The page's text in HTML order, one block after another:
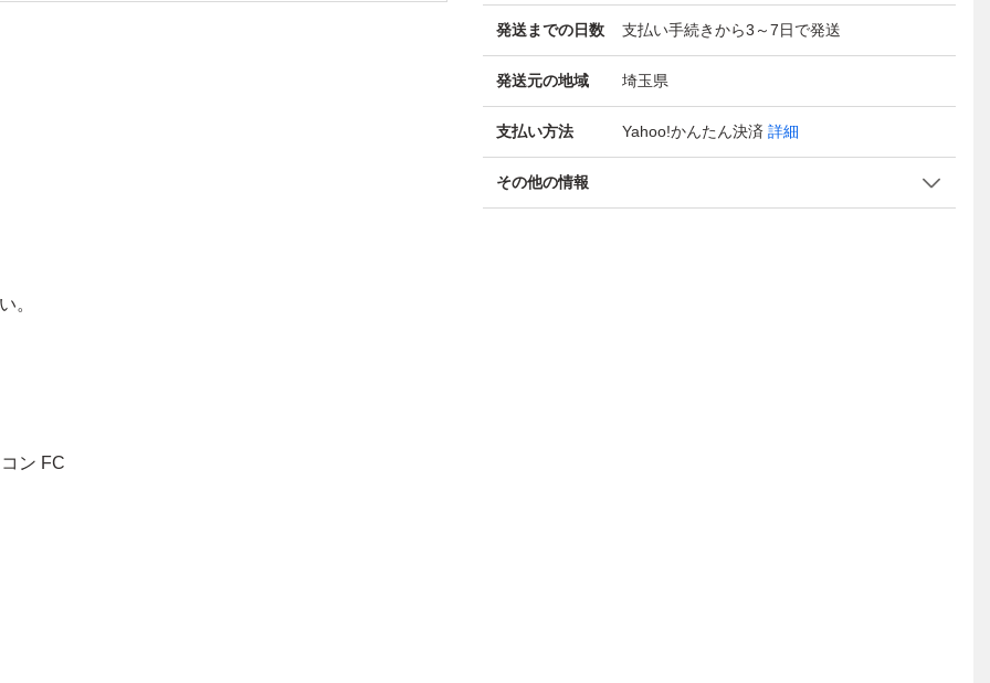
発送までの日数 支払い手続きから3～7日で発送
発送元の地域 埼玉県
支払い方法 Yahoo!かんたん決済 詳細
その他の情報